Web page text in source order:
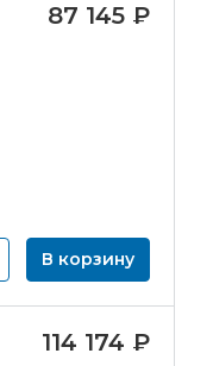
87 145 ₽
В корзину
114 174 ₽